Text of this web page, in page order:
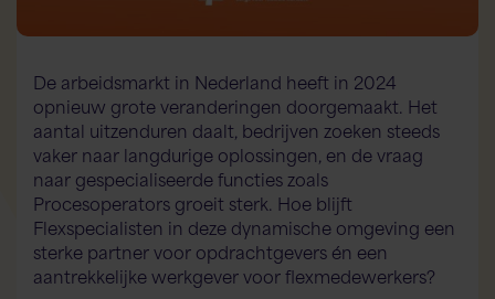
De arbeidsmarkt in Nederland heeft in 2024
opnieuw grote veranderingen doorgemaakt. Het
aantal uitzenduren daalt, bedrijven zoeken steeds
vaker naar langdurige oplossingen, en de vraag
naar gespecialiseerde functies zoals
Procesoperators groeit sterk. Hoe blijft
Flexspecialisten in deze dynamische omgeving een
sterke partner voor opdrachtgevers én een
aantrekkelijke werkgever voor flexmedewerkers?
Flexspecialisten Flex AI Assistent
Hallo! Hoe kan ik je vandaag helpen?